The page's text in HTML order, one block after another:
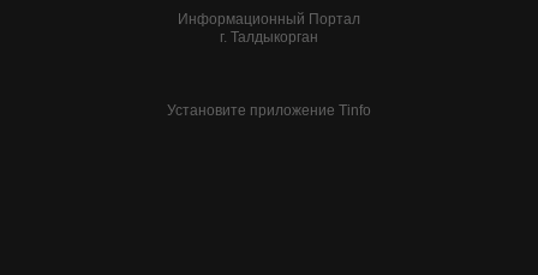
Информационный Портал
г. Талдыкорган
Установите приложение Tinfo